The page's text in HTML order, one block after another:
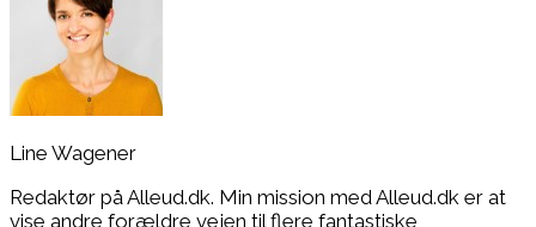
Line Wagener
Redaktør på Alleud.dk. Min mission med Alleud.dk er at
vise andre forældre vejen til flere fantastiske